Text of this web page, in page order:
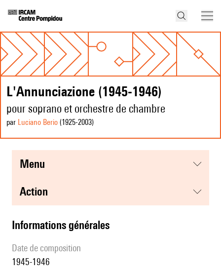
L'Annunciazione (1945-1946)
pour soprano et orchestre de chambre
par Luciano Berio (1925-2003)
menu
action
informations générales
date de composition
1945-1946